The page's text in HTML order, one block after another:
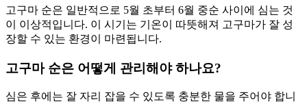
고구마 순은 일반적으로 5월 초부터 6월 중순 사이에 심는 것
이 이상적입니다. 이 시기는 기온이 따뜻해져 고구마가 잘 성
장할 수 있는 환경이 마련됩니다.
고구마 순은 어떻게 관리해야 하나요?
심은 후에는 잘 자리 잡을 수 있도록 충분한 물을 주어야 합니